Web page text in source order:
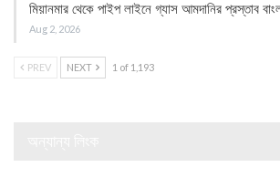
মিয়ানমার থেকে পাইপ লাইনে গ্যাস আমদানির প্রস্তাব
Aug 2, 2026
PREV NEXT 1 of 1,193